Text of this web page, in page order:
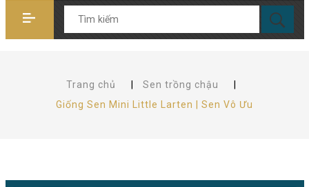
Trang chủ Sen trồng chậu
Giống Sen Mini Little Larten | Sen Vô Ưu